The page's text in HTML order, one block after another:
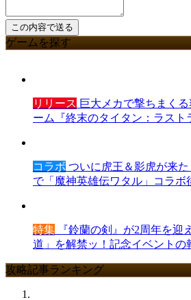
ゲームを探す
リリース 巨大メカで撃ちまく
ーム『終末のタイタン：ラスト
コラボ ついに虎王＆影虎が来た
で「魔神英雄伝ワタル」コラボ
特集 『鈴蘭の剣』が2周年を迎
道」を解禁ッ！記念イベントの
攻略記事ランキング